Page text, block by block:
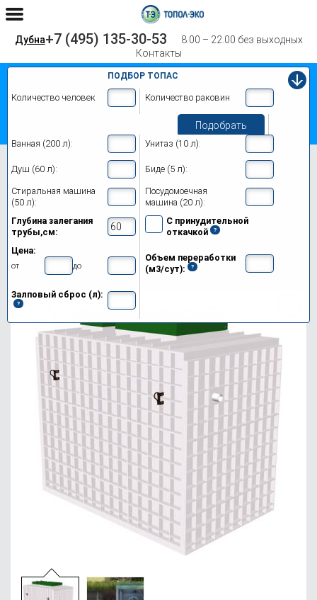
Дубна+7 (495) 135-30-53
8.00 – 22.00 без выходных
Контакты
ПОДБОР ТОПАС
Количество человек Количество раковин
Подобрать
Ванная (200 л): Унитаз (10 л):
Душ (60 л): Биде (5 л):
Стиральная машина
(50 л):
Посудомоечная
машина (20 л):
Глубина залегания
трубы,см:
С принудительной
откачкой
Цена:
от до
Объем переработки
(м3/сут):
Залповый сброс (л):
Септик Топас 50 в Дубне
Модификации
Цены на монтаж
Обслуживание